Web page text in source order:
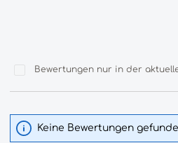
Bewertungen nur in der
Keine Bewertungen